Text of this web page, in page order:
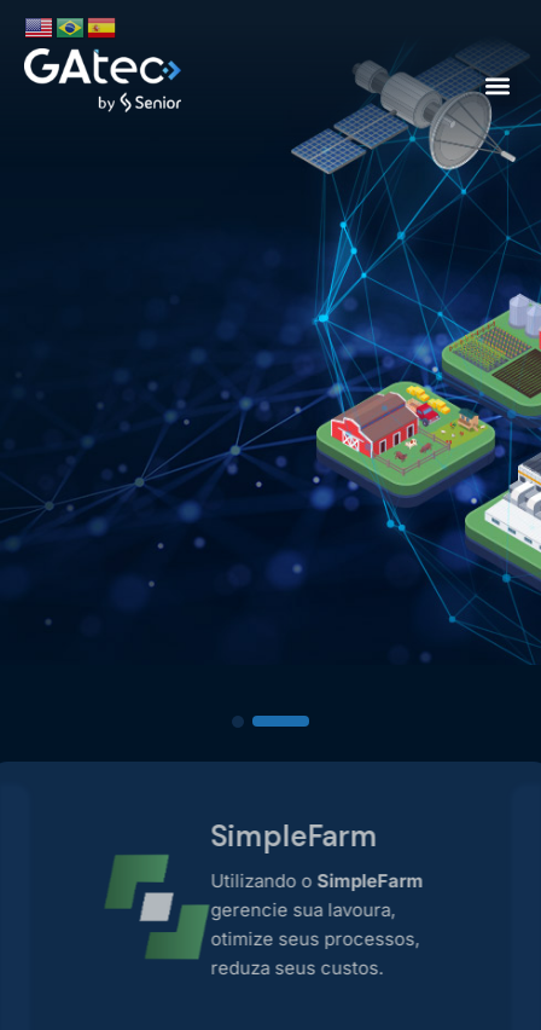
AUTOMATIZAMOS, OTIMIZAMOS E SIMPLIFICAMOS
SEU TRABALHO, AGREGANDO COMPETITIVIDADE A
SimpleFarm
Utilizando o SimpleFarm
gerencie sua lavoura,
otimize seus processos,
reduza seus custos.